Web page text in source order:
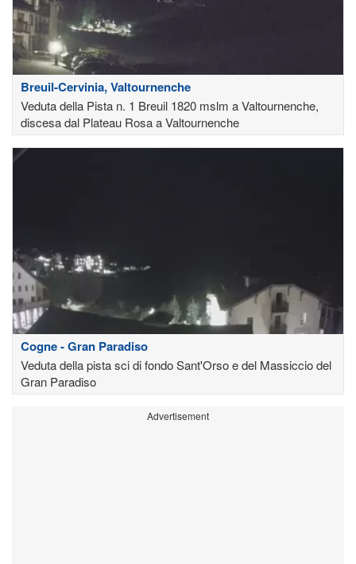
Breuil-Cervinia, Valtournenche
Veduta della Pista n. 1 Breuil 1820 mslm a Valtournenche,
discesa dal Plateau Rosa a Valtournenche
Cogne - Gran Paradiso
Veduta della pista sci di fondo Sant'Orso e del Massiccio del
Gran Paradiso
Advertisement